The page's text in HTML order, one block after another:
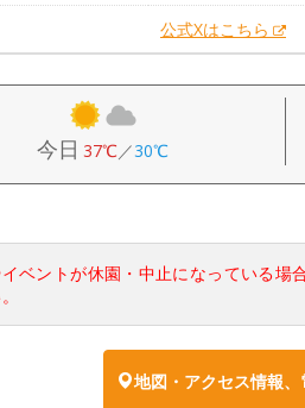
公式Xはこちら
今日 37℃／30℃
ベントが休園・中止になっている場
地図・アクセス情報